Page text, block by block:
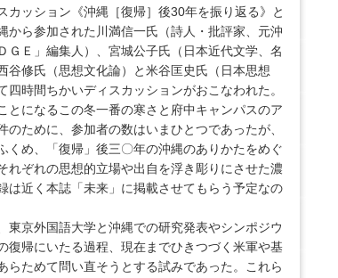
ッション《沖縄［復帰］後30年を振り返る》と
から参加された川満信一氏（詩人・批評家、元沖
Ｅ」編集人）、宮城公子氏（日本近代文学、名
修氏（思想文化論）と米谷匡史氏（日本思想
時間ちかいディスカッションがおこなわれた。
になるこの冬一番の寒さと府中キャンパスのア
ために、参加者の数はいまひとつであったが、
め、「復帰」後三〇年の沖縄のありかたをめぐ
れぞれの思想的立場や出自を浮き彫りにさせた濃
は近く本誌「未来」に掲載させてもらう予定なの
京外国語大学と沖縄での研究発表やシンポジウ
復帰にいたる過程、現在までひきつづく米軍や基
ためて問い直そうとする試みであった。これら